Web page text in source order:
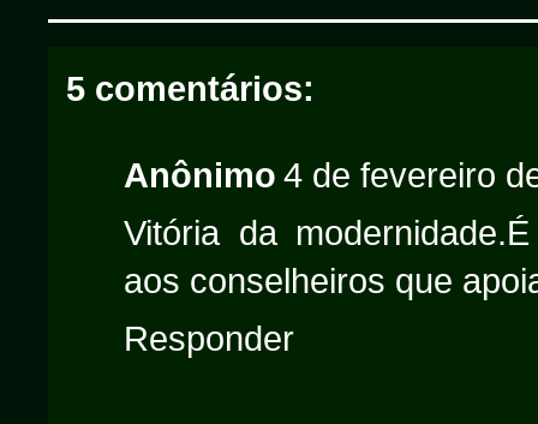
5 comentários:
Anônimo 4 de fevereiro
Vitória da
aos conselheiros que
Responder